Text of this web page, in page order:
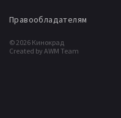
© 2026 Кинокрад
Created by AWM Team
Правообладателям